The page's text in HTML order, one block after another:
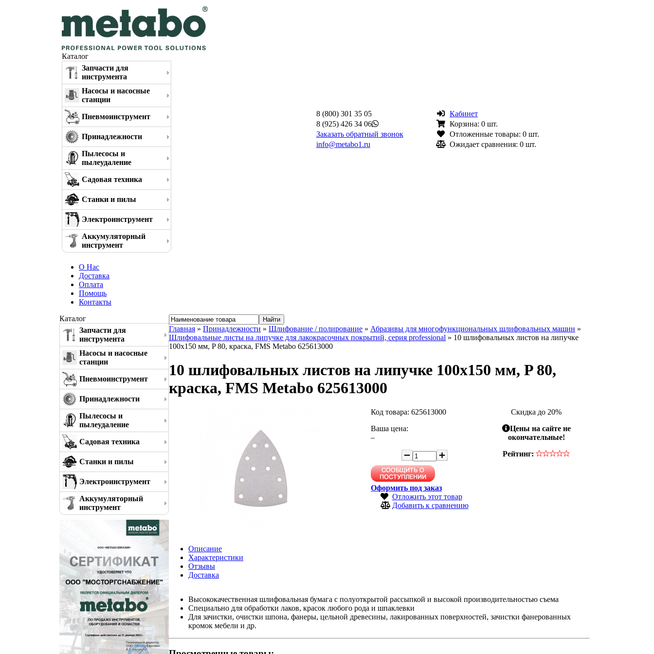
Каталог
Запчасти для
инструмента
Насосы и насосные
станции
Пневмоинструмент
Принадлежности
Пылесосы и
пылеудаление
Садовая техника
Станки и пилы
Электроинструмент
Аккумуляторный
инструмент
8 (800) 301 35 05
8 (925) 426 34 06
Заказать обратный звонок
info@metabo1.ru
Кабинет
Корзина: 0 шт.
Отложенные товары: 0 шт.
Ожидает сравнения: 0 шт.
О Нас
Доставка
Оплата
Помощь
Контакты
Каталог
Запчасти для
инструмента
Насосы и насосные
станции
Пневмоинструмент
Принадлежности
Пылесосы и
пылеудаление
Садовая техника
Станки и пилы
Электроинструмент
Аккумуляторный
инструмент
Главная » Принадлежности » Шлифование / полирование » Абразивы для многофункциональных шлифовальных машин »
Шлифовальные листы на липучке для лакокрасочных покрытий, серия professional » 10 шлифовальных листов на липучке
100x150 мм, P 80, краска, FMS Metabo 625613000
10 шлифовальных листов на липучке 100x150 мм, P 80,
краска, FMS Metabo 625613000
Код товара: 625613000
Ваша цена:
–
Оформить под заказ
Отложить этот товар
Добавить к сравнению
Скидка до 20%
Цены на сайте не
окончательные!
Рейтинг:
Описание
Характеристики
Отзывы
Доставка
Высококачественная шлифовальная бумага с полуоткрытой рассыпкой и высокой производительностью съема
Специально для обработки лаков, красок любого рода и шпаклевки
Для зачистки, очистки шпона, фанеры, цельной древесины, лакированных поверхностей, зачистки фанерованных
кромок мебели и др.